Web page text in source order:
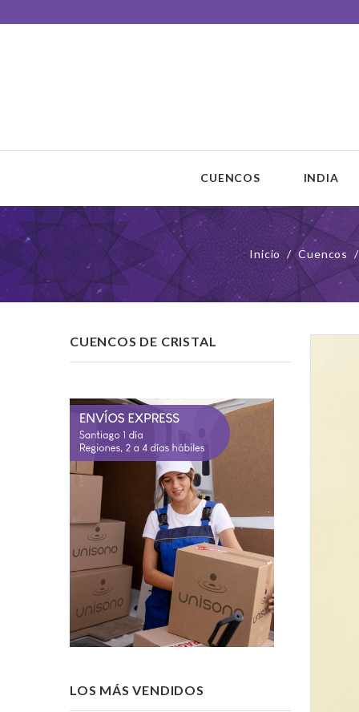
CUENCOS INDIA
Inicio Cuencos
CUENCOS DE CRISTAL
LOS MÁS VENDIDOS
-15%